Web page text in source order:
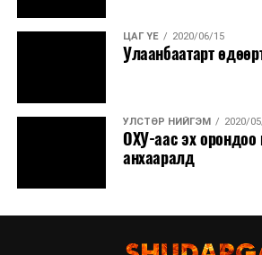
ЦАГ ҮЕ 2020/06/15
Улаанбаатарт
УЛСТӨР НИЙГЭМ 2020/
ОХУ-аас эх орондоо
анхааралд